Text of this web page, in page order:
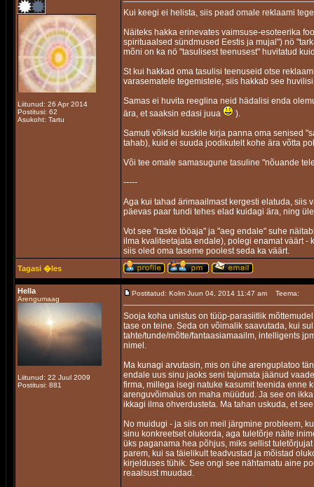
Liitunud: 26 Apr 2014
Postitusi: 62
Asukoht: Tartu
Kui keegi ei helista, siis pead omale reklaami
Näiteks hakka erinevates vaimsuse-esoteerika
spirituaalsed sündmused Eestis ja mujal") nö
mõni on ka nö "tasulisest teenusest" huvitatud
St kui hakkad oma tasulisi teenuseid otse
varasematele tegemistele, siis hakkab see
Samas ei huvita reeglina neid hädalisi enda
ära, et saaksin edasi juua
).
Samuti võiksid kuskile kirja panna oma senised
tahab), kuid ei suuda joodikutelt kohe ära võtta
Või tee omale samasugune tasuline "nõuande
-----
Aga kui tahad ärimaailmast kergesti elatuda, siis
päevas paar tundi tehes elad kuidagi ära, ning
Vot see "raske tööaja" ja "aeg endale" suhe
ilma kvaliteetajata endale), polegi enamat väärt
siis oled oma taseme poolest seda ka väärt.
Tagasi �les
Hella
Arengumaag
Liitunud: 22 Juul 2009
Postitusi: 881
Postitatud: Kolm Juun 04, 2014 11:47 am Teema:
Sooja koha unistus on tüüp-parasiitlik
tase on teine. Seda on võimalik saavutada, kui
tahte/tunde/mõtte/fantaasiamaailm, intelligents
nimel.
Ma kunagi arvutasin, mis on ühe arenguplatoo
endale uus sinu jaoks seni tajumata jäänud
firma, millega isegi natuke kasumit teenida enne
arenguvõimalus on maha müüdud. Ja see on
ikkagi ilma ohverdusteta. Ma tahan uskuda, et
No muidugi - ja siis on meil järgmine probleem,
sinu konkreetset olukorda, aga tuletõrje näite
üks paganama hea põhjus, miks sellist
parem, kui sa täielikult teadvustad ja mõistad
kirjelduses tühik. See ongi see nähtamatu aine
reaalsust muudad.